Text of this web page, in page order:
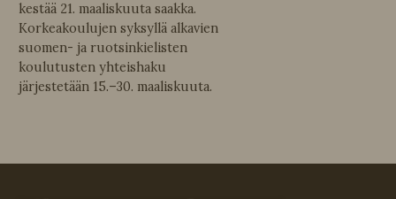
kestää 21. maaliskuuta saakka.
Korkeakoulujen syksyllä alkavien
suomen- ja ruotsinkielisten
koulutusten yhteishaku
järjestetään 15.–30. maaliskuuta.